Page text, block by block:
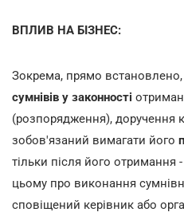
ВПЛИВ НА БІЗНЕС:
Зокрема, прямо
сумнівів у законності
(розпорядження), доручення
зобов'язаний вимагати його
тільки після його
цьому про виконання
сповіщений керівник або